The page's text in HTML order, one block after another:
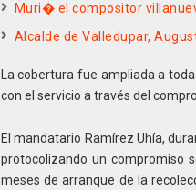
Muri� el compositor
Alcalde de Valledupar,
La cobertura fue ampliada a
con el servicio a través del
El mandatario Ramírez Uhía,
protocolizando un compromiso
meses de arranque de la